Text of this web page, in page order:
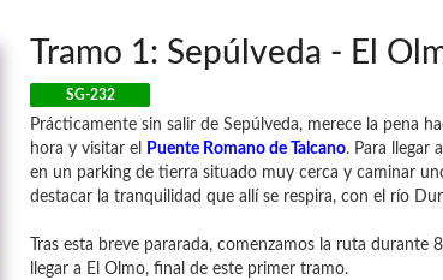
Tramo 1: Sepúlveda - El
SG-232
Prácticamente sin salir de Sepúlveda, merece la pena
hora y visitar el
Puente Romano de Talcano. Para llegar
en un parking de tierra situado muy cerca y caminar
destacar la tranquilidad que allí se respira, con el río
Tras esta breve pararada, comenzamos la ruta durante
llegar a El Olmo, final de este primer tramo.